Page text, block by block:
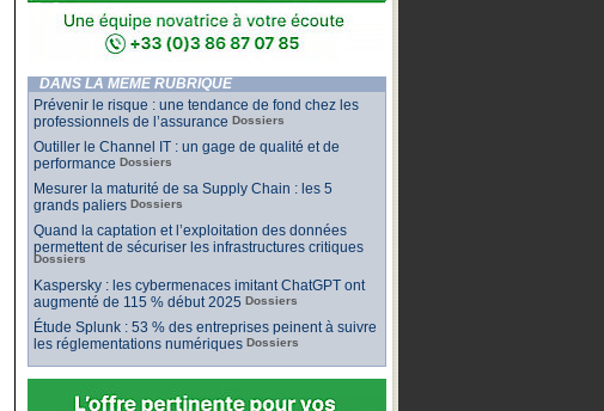
DANS LA MÊME RUBRIQUE
Prévenir le risque : une tendance de fond chez les
professionnels de l’assurance Dossiers
Outiller le Channel IT : un gage de qualité et de
performance Dossiers
Mesurer la maturité de sa Supply Chain : les 5
grands paliers Dossiers
Quand la captation et l’exploitation des données
permettent de sécuriser les infrastructures critiques
Dossiers
Kaspersky : les cybermenaces imitant ChatGPT ont
augmenté de 115 % début 2025 Dossiers
Étude Splunk : 53 % des entreprises peinent à suivre
les réglementations numériques Dossiers